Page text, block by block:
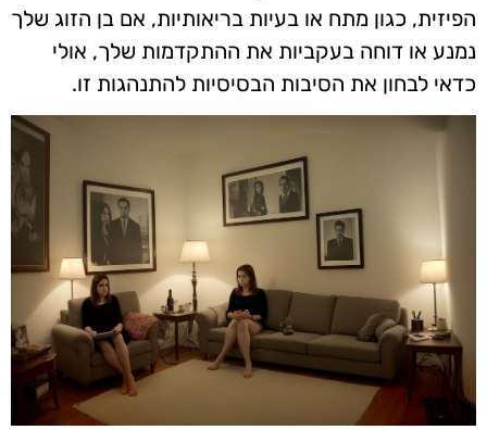
הפיזית, כגון מתח או בעיות בריאותיות, אם בן הזוג שלך
נמנע או דוחה בעקביות את ההתקדמות שלך, אולי
כדאי לבחון את הסיבות הבסיסיות להתנהגות זו.